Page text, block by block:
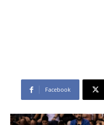
Facebook